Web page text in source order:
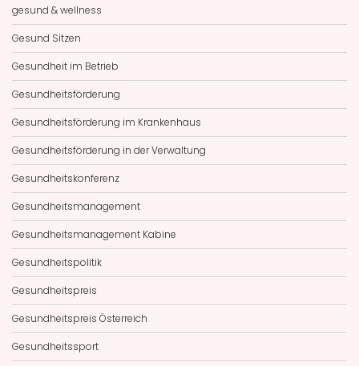
gesund & wellness
Gesund Sitzen
Gesundheit im Betrieb
Gesundheitsförderung
Gesundheitsförderung im Krankenhaus
Gesundheitsförderung in der Verwaltung
Gesundheitskonferenz
Gesundheitsmanagement
Gesundheitsmanagement Kabine
Gesundheitspolitik
Gesundheitspreis
Gesundheitspreis Österreich
Gesundheitssport